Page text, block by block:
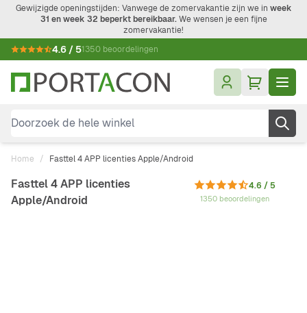
Ga naar de inhoud
Gewijzigde openingstijden: Vanwege de zomervakantie zijn we in week
31 en week 32 beperkt bereikbaar.We wensen je een fijne
zomervakantie!
4.6 / 51350 beoordelingen
Doorzoek de hele winkel
Home / Fasttel 4 APP licenties Apple/Android
Fasttel 4 APP licenties
Apple/Android
4.6 / 5
1350 beoordelingen